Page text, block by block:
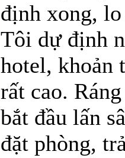
định xong,
Tôi dự định
hotel, khoản
rất cao.
bắt đầu lấn
đặt phòng,